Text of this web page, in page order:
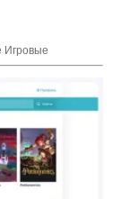
Игровые